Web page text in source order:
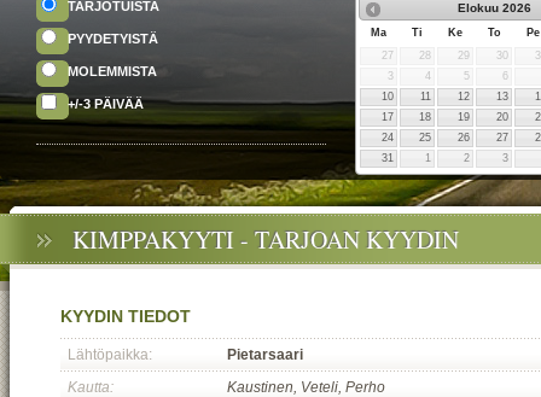
TARJOTUISTA
PYYDETYISTÄ
MOLEMMISTA
+/-3 PÄIVÄÄ
Elokuu 2026
Ma Ti Ke To
Pe
27
28 29 30
3
4 5
6
10
11 12 13
17
18 19 20
24
25 26 27
31
1 2 3
KIMPPAKYYTI - TARJOAN KYYDIN
KYYDIN TIEDOT
Lähtöpaikka:
Pietarsaari
Kautta:
Kaustinen, Veteli, Perho